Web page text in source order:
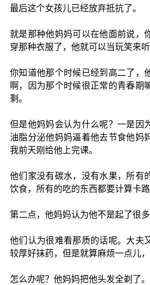
最后这个女孩儿已经放弃抵抗了。
就是那种他妈妈可以在他面前说，
穿那种衣服了，他就可以当玩笑来听
你知道他那个时候已经到高二了，
啊，因为那个时候很正常的青春期
剩。
但是他妈妈会认为什么呢？一是因
油脂分泌他妈妈逼着他去节食他妈
我前天刚给他上完课。
他们家没有碳水，没有水果，所有
饮食，所有的吃的东西都要计算卡路
第二点，他妈妈认为他不是起了很多
他们认为很难看那质的话呢。大夫
较厚好抹药，但是就算麻烦一点儿，
怎么办呢？他妈妈把他头发全剃了。